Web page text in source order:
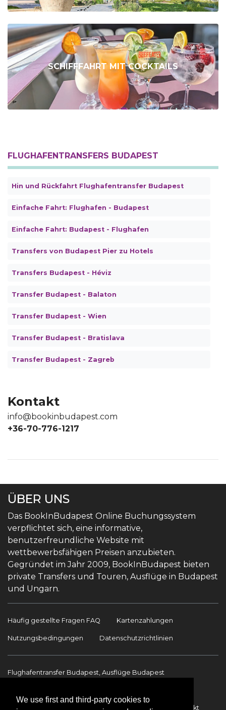
We use first and third-party cookies to
SCHIFFFAHRT MIT COCKTAILS
FLUGHAFENTRANSFERS BUDAPEST
Hin und Rückfahrt Flughafentransfer Budapest
Einfache Fahrt: Flughafen - Budapest
Einfache Fahrt: Budapest - Flughafen
Transfers von Budapest Pier zu Hotels
Transfers Budapest - Héviz
Transfer Budapest - Balaton
Transfer Budapest - Wien
Transfer Budapest - Bratislava
Transfer Budapest - Zagreb
Kontakt
info@bookinbudapest.com
+36-70-776-1217
ÜBER UNS
Das BookInBudapest Online Buchungssystem
verpflichtet sich, eine informative,
benutzerfreundliche Website mit
wettbewerbsfähigen Preisen anzubieten.
Gegründet im Jahr 2009, BookInBudapest bieten
private Transfers und Touren, Ausflüge in Budapest
und Ungarn.
Häufig gestellte Fragen FAQ Kartenzahlungen
Nutzungsbedingungen Datenschutzrichtlinien
Flughafentransfer Budapest, Ausflüge Budapest
Flughafentransfer Internationale Transfers Kontakt